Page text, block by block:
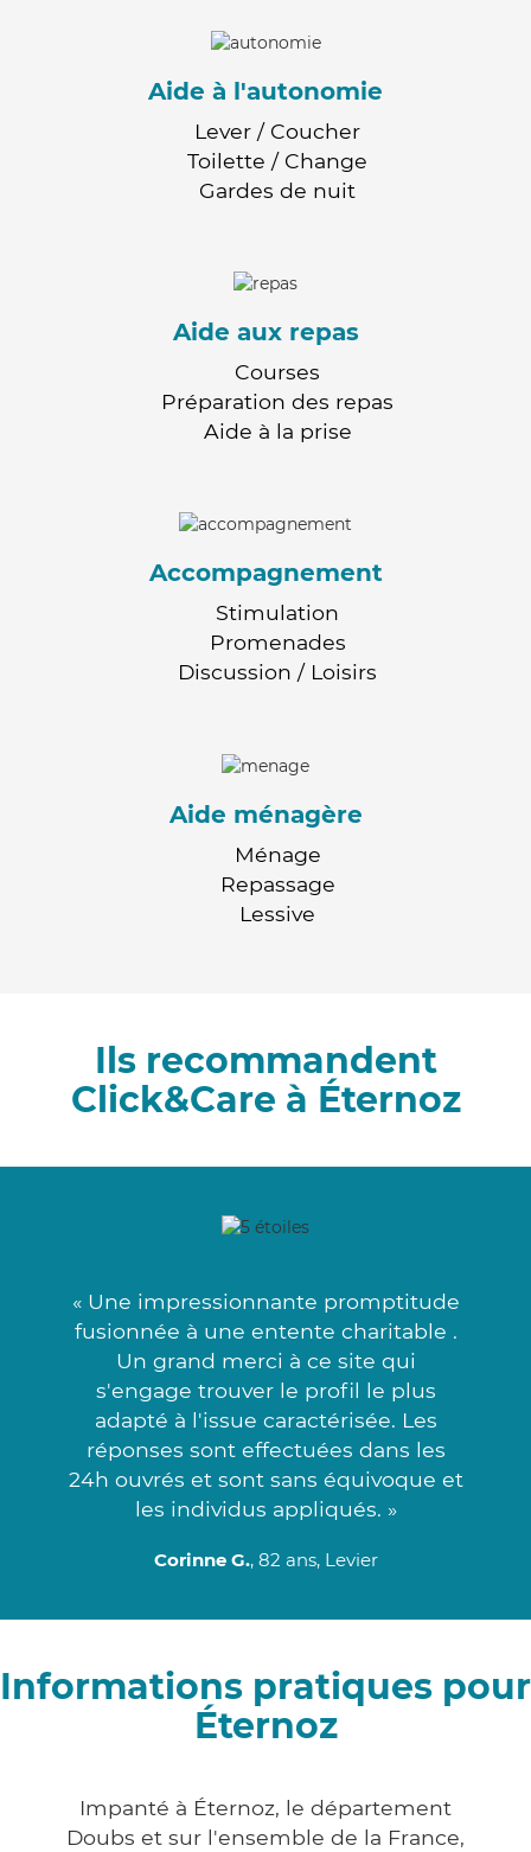
Aide à l'autonomie
Lever / Coucher
Toilette / Change
Gardes de nuit
Aide aux repas
Courses
Préparation des repas
Aide à la prise
Accompagnement
Stimulation
Promenades
Discussion / Loisirs
Aide ménagère
Ménage
Repassage
Lessive
Ils recommandent
Click&Care à Éternoz
« Une impressionnante promptitude
fusionnée à une entente charitable .
Un grand merci à ce site qui
s'engage trouver le profil le plus
adapté à l'issue caractérisée. Les
réponses sont effectuées dans les
24h ouvrés et sont sans équivoque et
les individus appliqués. »
Corinne G., 82 ans, Levier
Informations pratiques pour
Éternoz
Impanté à Éternoz, le département
Doubs et sur l'ensemble de la France,